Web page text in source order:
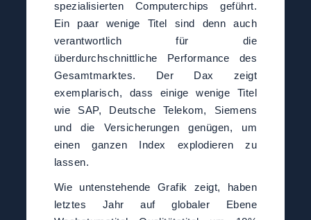
spezialisierten Computerchips geführt.
Ein paar wenige Titel sind denn auch
verantwortlich für die
überdurchschnittliche Performance des
Gesamtmarktes. Der Dax zeigt
exemplarisch, dass einige wenige Titel
wie SAP, Deutsche Telekom, Siemens
und die Versicherungen genügen, um
einen ganzen Index explodieren zu
lassen.
Wie untenstehende Grafik zeigt, haben
letztes Jahr auf globaler Ebene